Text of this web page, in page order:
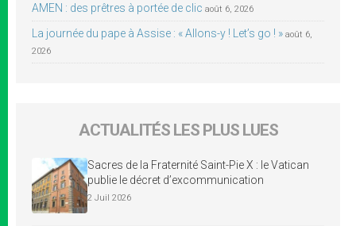
AMEN : des prêtres à portée de clic août 6, 2026
La journée du pape à Assise : « Allons-y ! Let’s go ! » août 6,
2026
ACTUALITÉS LES PLUS LUES
Sacres de la Fraternité Saint-Pie X : le Vatican
publie le décret d’excommunication
2 Juil 2026